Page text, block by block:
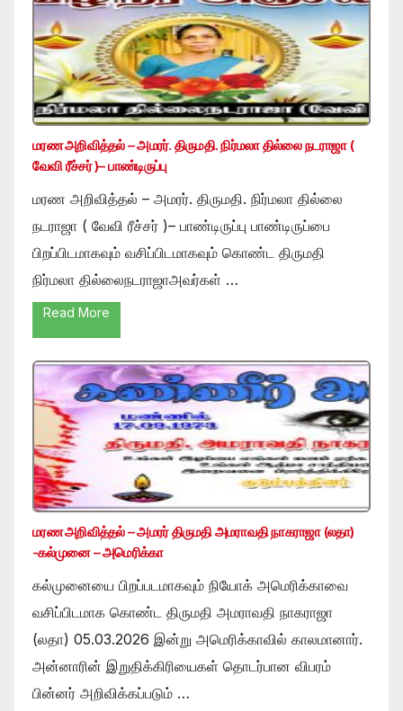
மரண அறிவித்தல் – அமரர். திருமதி. நிர்மலா தில்லை நடராஜா (
வேவி ரீச்சர் )– பாண்டிருப்பு
மரண அறிவித்தல் – அமரர். திருமதி. நிர்மலா தில்லை
நடராஜா ( வேவி ரீச்சர் )– பாண்டிருப்பு பாண்டிருப்பை
பிறப்பிடமாகவும் வசிப்பிடமாகவும் கொண்ட திருமதி
நிர்மலா தில்லைநடராஜாஅவர்கள் …
Read More
மரண அறிவித்தல் – அமரர் திருமதி அமராவதி நாகராஜா (லதா)
-கல்முனை – அமெரிக்கா
கல்முனையை பிறப்படமாகவும் நியோக் அமெரிக்காவை
வசிப்பிடமாக கொண்ட திருமதி அமராவதி நாகராஜா
(லதா) 05.03.2026 இன்று அமெரிக்காவில் காலமானார்.
அன்னாரின் இறுதிக்கிரியைகள் தொடர்பான விபரம்
பின்னர் அறிவிக்கப்படும் …